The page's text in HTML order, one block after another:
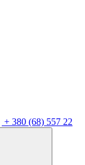
+ 380 (68) 557 22